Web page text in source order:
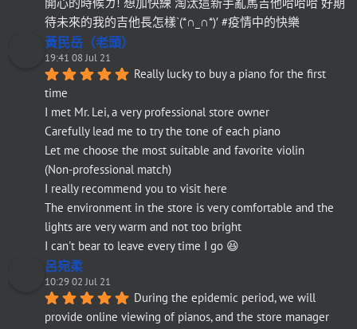
待未來的我的吉他長怎樣`(*∩_∩*)′ #疫情中的快樂
黃民岳（老頭）
19:41 08 Jul 21
Really lucky to buy a piano for the first
time
I met Mr. Lei, a very professional store owner
Carefully lead me to try the tone of each piano
Let me choose the most suitable and favorite violin
(Non-professional match)
I really recommend you to visit here
The environment in the store is very comfortable and the
lights are very warm and not too bright
I can't bear to leave every time I go 😆
呂宛柔
10:29 02 Jul 21
During the epidemic period, we will
provide online viewing of pianos, and the store manager